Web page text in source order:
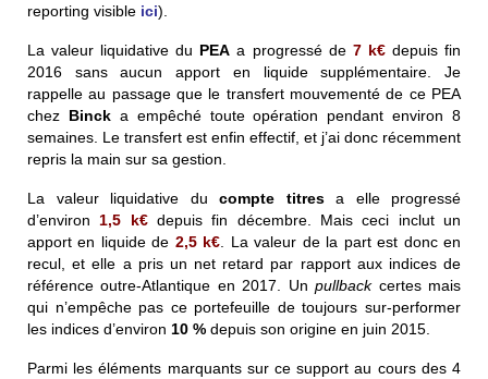
reporting visible ici).
La valeur liquidative du PEA a progressé de 7 k€ depuis fin
2016 sans aucun apport en liquide supplémentaire. Je
rappelle au passage que le transfert mouvementé de ce PEA
chez Bincka empêché toute opération pendant environ 8
semaines. Le transfert est enfin effectif, et j’ai donc récemment
repris la main sur sa gestion.
La valeur liquidative du compte titresa elle progressé
d’environ 1,5 k€depuis fin décembre. Mais ceci inclut un
apport en liquide de 2,5 k€ . La valeur de la part est donc en
recul, et elle a pris un net retard par rapport aux indices de
référence outre-Atlantique en 2017. Unpullbackcertes mais
qui n’empêche pas ce portefeuille de toujours sur-performer
les indices d’environ 10 % depuis son origine en juin 2015.
Parmi les éléments marquants sur ce support au cours des 4